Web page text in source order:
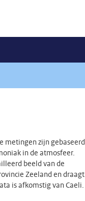
metingen zijn gebaseerd
in de atmosfeer.
beeld van de
Zeeland en draagt
is afkomstig van Caeli.